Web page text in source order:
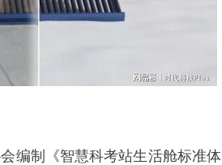
编制《智慧科考站生活舱标准体